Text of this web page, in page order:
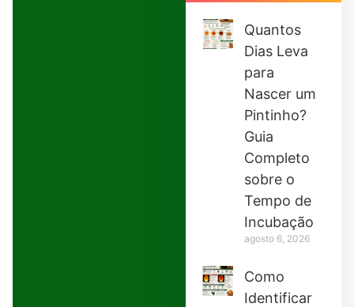
Quantos
Dias Leva
para
Nascer um
Pintinho?
Guia
Completo
sobre o
Tempo de
Incubação
agosto 6, 2026
Como
Identificar